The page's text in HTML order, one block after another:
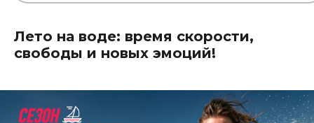
Лето на воде: время скорости,
свободы и новых эмоций!